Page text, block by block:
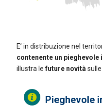
E’ in distribuzione nel
contenente un
illustra lefuture novità sulle
Pieghevole